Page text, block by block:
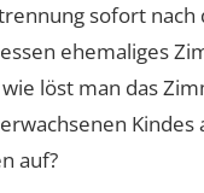
sofort nach
ehemaliges
löst man das
Kindes
auf?